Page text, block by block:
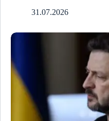
31.07.2026